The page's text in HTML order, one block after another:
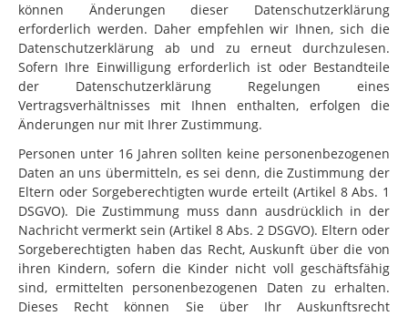
können Änderungen dieser Datenschutzerklärung
erforderlich werden. Daher empfehlen wir Ihnen, sich die
Datenschutzerklärung ab und zu erneut durchzulesen.
Sofern Ihre Einwilligung erforderlich ist oder Bestandteile
der Datenschutzerklärung Regelungen eines
Vertragsverhältnisses mit Ihnen enthalten, erfolgen die
Änderungen nur mit Ihrer Zustimmung.
Personen unter 16 Jahren sollten keine personenbezogenen
Daten an uns übermitteln, es sei denn, die Zustimmung der
Eltern oder Sorgeberechtigten wurde erteilt (Artikel 8 Abs. 1
DSGVO). Die Zustimmung muss dann ausdrücklich in der
Nachricht vermerkt sein (Artikel 8 Abs. 2 DSGVO). Eltern oder
Sorgeberechtigten haben das Recht, Auskunft über die von
ihren Kindern, sofern die Kinder nicht voll geschäftsfähig
sind, ermittelten personenbezogenen Daten zu erhalten.
Dieses Recht können Sie über Ihr Auskunftsrecht